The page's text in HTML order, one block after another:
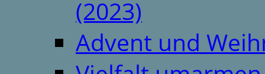
(2023)
Advent und